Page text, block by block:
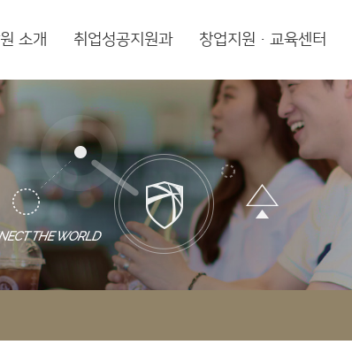
소개 취업성공지원과 창업지원·교육센터